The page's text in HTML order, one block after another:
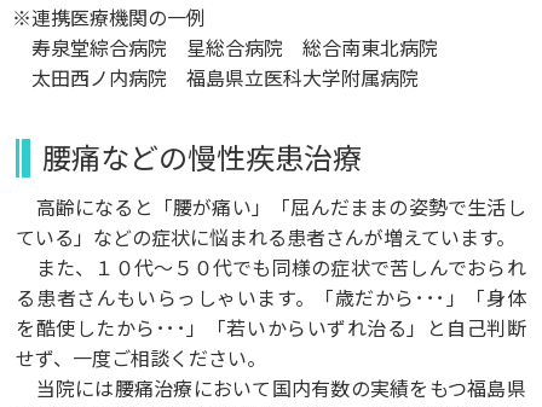
※連携医療機関の一例
寿泉堂綜合病院 星総合病院 総合南東北病院
太田西ノ内病院 福島県立医科大学附属病院
腰痛などの慢性疾患治療
高齢になると「腰が痛い」「屈んだままの姿勢で生活し
ている」などの症状に悩まれる患者さんが増えています。
また、１０代～５０代でも同様の症状で苦しんでおられ
る患者さんもいらっしゃいます。「歳だから･･･」「身体
を酷使したから･･･」「若いからいずれ治る」と自己判断
せず、一度ご相談ください。
当院には腰痛治療において国内有数の実績をもつ福島県